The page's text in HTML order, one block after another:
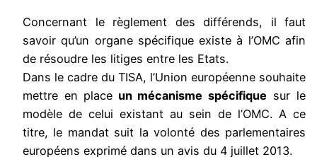
Concernant le règlement des différends, il faut
savoir qu’un organe spécifique existe à l’OMC afin
de résoudre les litiges entre les Etats.
Dans le cadre du TISA, l’Union européenne souhaite
mettre en place un mécanisme spécifique sur le
modèle de celui existant au sein de l’OMC. A ce
titre, le mandat suit la volonté des parlementaires
européens exprimé dans un avis du 4 juillet 2013.